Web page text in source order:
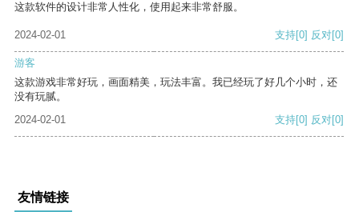
这款软件的设计非常人性化，使用起来非常舒服。
2024-02-01 支持[0] 反对[0]
游客
这款游戏非常好玩，画面精美，玩法丰富。我已经玩了好几个小时，还
没有玩腻。
2024-02-01
支持[0] 反对[0]
友情链接